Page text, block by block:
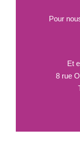
Pour
Et
8 rue